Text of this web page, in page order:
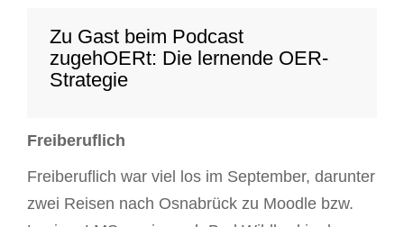
Zu Gast beim Podcast
zugehOERt: Die lernende OER-
Strategie
Freiberuflich
Freiberuflich war viel los im September, darunter
zwei Reisen nach Osnabrück zu Moodle bzw.